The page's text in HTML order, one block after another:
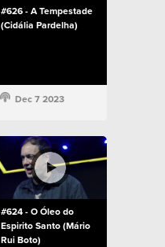
#626 - A Tempestade
(Cidália Pardelha)
Dec 7 2023
#624 - O Óleo do
Espirito Santo (Mário
Rui Boto)